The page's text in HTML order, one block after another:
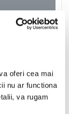
oferi cea mai
nu ar functiona
va rugam